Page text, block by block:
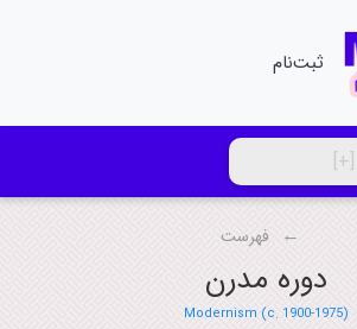
ثبت‌نام
فهرست
دوره مدرن
Modernism (c. 1900-1975)